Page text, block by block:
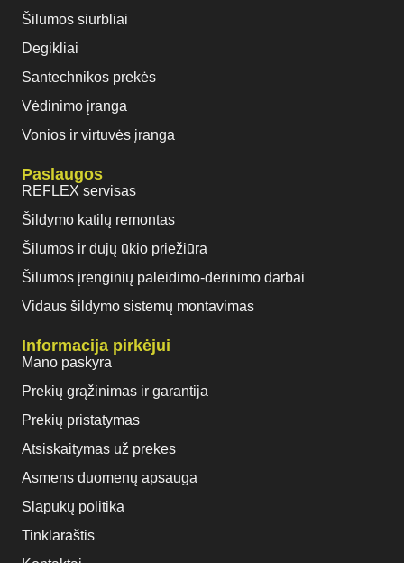
Šilumos siurbliai
Degikliai
Santechnikos prekės
Vėdinimo įranga
Vonios ir virtuvės įranga
Paslaugos
REFLEX servisas
Šildymo katilų remontas
Šilumos ir dujų ūkio priežiūra
Šilumos įrenginių paleidimo-derinimo darbai
Vidaus šildymo sistemų montavimas
Informacija pirkėjui
Mano paskyra
Prekių grąžinimas ir garantija
Prekių pristatymas
Atsiskaitymas už prekes
Asmens duomenų apsauga
Slapukų politika
Tinklaraštis